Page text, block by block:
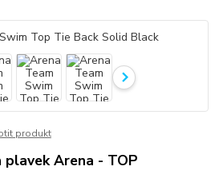
produkt
Arena - TOP